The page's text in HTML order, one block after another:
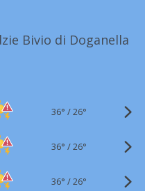
Bivio di Doganella
36° /26°
36° /26°
36° /26°